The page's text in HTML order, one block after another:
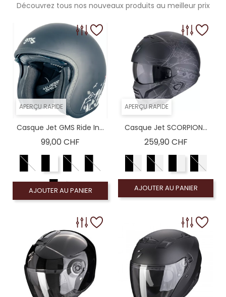
Écran miroir bleu (non homologué)
Découvrez tous nos nouveaux produits au meilleur prix
APERÇU RAPIDE
Casque Jet GMS Ride In...
99,00 CHF
AJOUTER AU PANIER
APERÇU RAPIDE
Casque Jet SCORPION...
259,90 CHFPrix
AJOUTER AU PANIER